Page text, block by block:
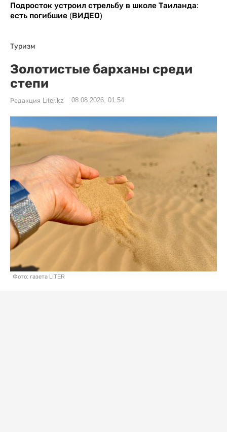
Подросток устроил стрельбу в школе Таиланда:
есть погибшие (ВИДЕО)
Туризм
Золотистые барханы среди
степи
Редакция Liter.kz 08.08.2026, 01:54
Фото: газета LITER